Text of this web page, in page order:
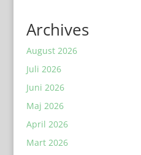
Archives
August 2026
Juli 2026
Juni 2026
Maj 2026
April 2026
Mart 2026